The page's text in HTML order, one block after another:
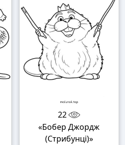
22
«Бобер Джордж
(Стрибунці)»